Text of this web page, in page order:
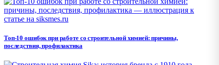
Топ-10 ошибок при работе со строительной химией: причины,
последствия, профилактика